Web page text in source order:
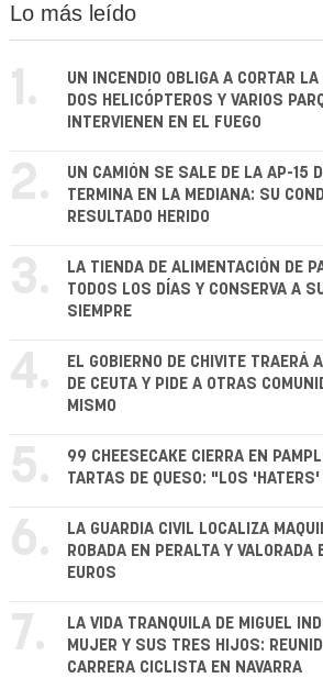
Lo más leído
1.
UN INCENDIO OBLIGA A CORTAR
DOS HELICÓPTEROS Y VARIOS
INTERVIENEN EN EL FUEGO
2.
UN CAMIÓN SE SALE DE LA AP-15
TERMINA EN LA MEDIANA: SU
RESULTADO HERIDO
3.
LA TIENDA DE ALIMENTACIÓN DE
TODOS LOS DÍAS Y CONSERVA A
SIEMPRE
4.
EL GOBIERNO DE CHIVITE TRAERÁ
DE CEUTA Y PIDE A OTRAS
MISMO
5.
99 CHEESECAKE CIERRA EN
TARTAS DE QUESO: "LOS
6.
LA GUARDIA CIVIL LOCALIZA
ROBADA EN PERALTA Y
EUROS
7.
LA VIDA TRANQUILA DE MIGUEL
MUJER Y SUS TRES HIJOS:
CARRERA CICLISTA EN NAVARRA